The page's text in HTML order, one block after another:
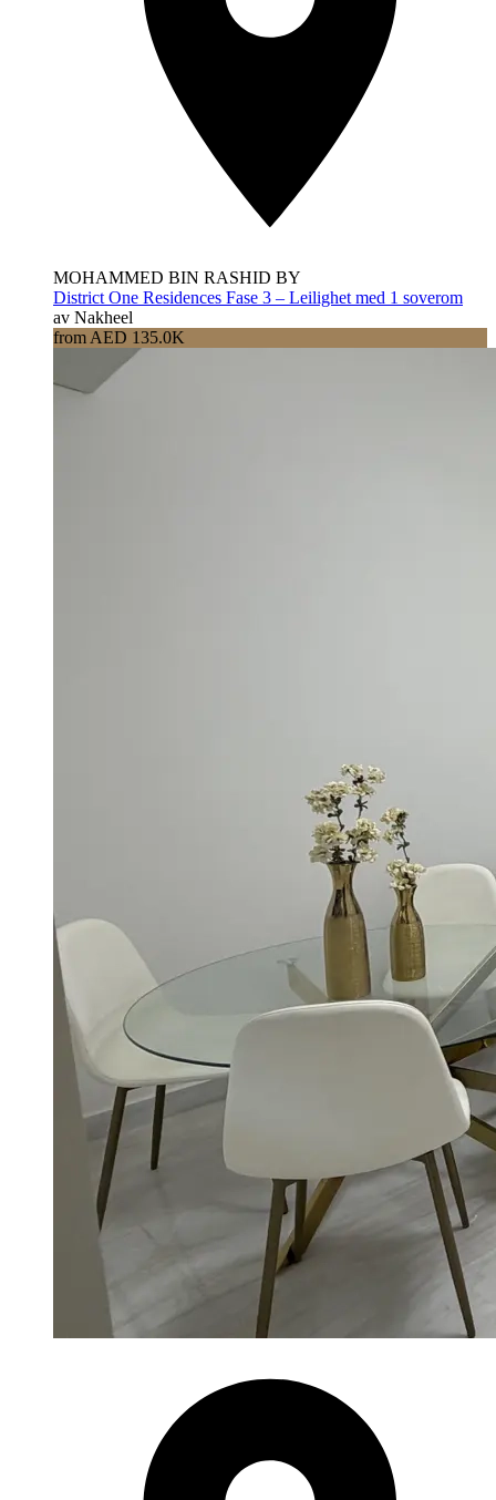
MOHAMMED BIN RASHID BY
District One Residences Fase 3 – Leilighet med 1 soverom
av Nakheel
from AED 135.0K